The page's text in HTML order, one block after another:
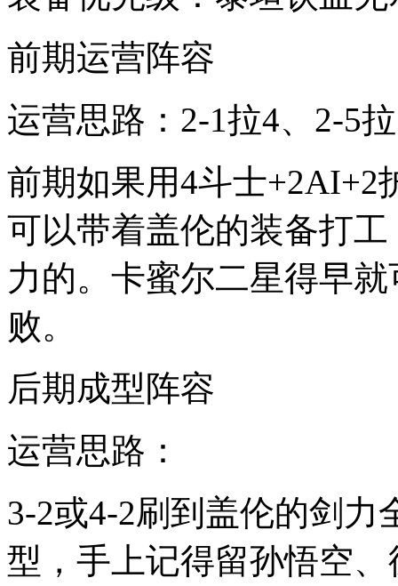
前期运营阵容
运营思路：2-1拉4、2-5
前期如果用4斗士+2AI+2
可以带着盖伦的装备打
力的。卡蜜尔二星得早
败。
后期成型阵容
运营思路：
3-2或4-2刷到盖伦的剑
型，手上记得留孙悟空